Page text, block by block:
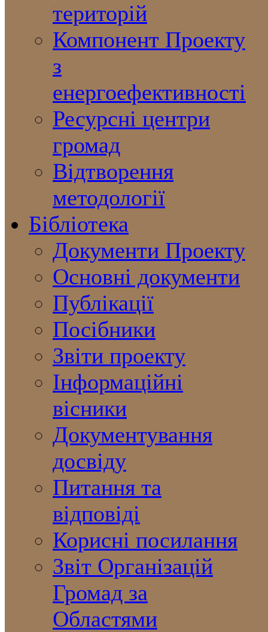
територій
Компонент Проекту
з
енергоефективності
Ресурсні центри
громад
Відтворення
методології
Бібліотека
Документи Проекту
Основні документи
Публікації
Посібники
Звіти проекту
Інформаційні
вісники
Документування
досвіду
Питання та
відповіді
Корисні посилання
Звіт Організацій
Громад за
Областями